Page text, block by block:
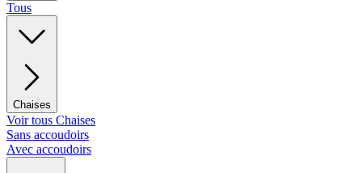
Tous
Chaises
Voir tous Chaises
Sans accoudoirs
Avec accoudoirs